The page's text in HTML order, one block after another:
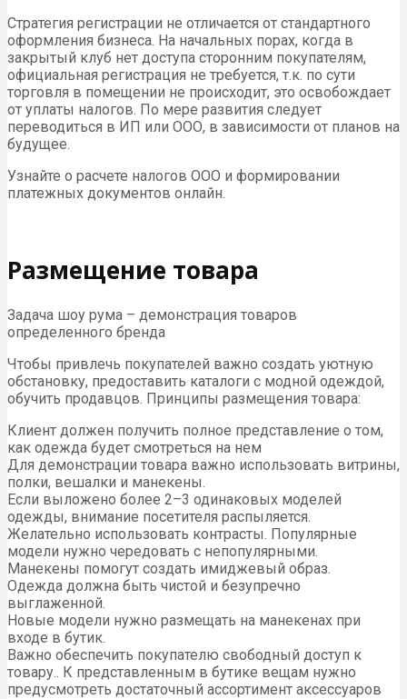
Стратегия регистрации не отличается от стандартного
оформления бизнеса. На начальных порах, когда в
закрытый клуб нет доступа сторонним покупателям,
официальная регистрация не требуется, т.к. по сути
торговля в помещении не происходит, это освобождает
от уплаты налогов. По мере развития следует
переводиться в ИП или ООО, в зависимости от планов на
будущее.
Узнайте о расчете налогов ООО и формировании
платежных документов онлайн.
Размещение товара
Задача шоу рума – демонстрация товаров
определенного бренда
Чтобы привлечь покупателей важно создать уютную
обстановку, предоставить каталоги с модной одеждой,
обучить продавцов. Принципы размещения товара:
Клиент должен получить полное представление о том,
как одежда будет смотреться на нем
Для демонстрации товара важно использовать витрины,
полки, вешалки и манекены.
Если выложено более 2–3 одинаковых моделей
одежды, внимание посетителя распыляется.
Желательно использовать контрасты. Популярные
модели нужно чередовать с непопулярными.
Манекены помогут создать имиджевый образ.
Одежда должна быть чистой и безупречно
выглаженной.
Новые модели нужно размещать на манекенах при
входе в бутик.
Важно обеспечить покупателю свободный доступ к
товару.. К представленным в бутике вещам нужно
предусмотреть достаточный ассортимент аксессуаров